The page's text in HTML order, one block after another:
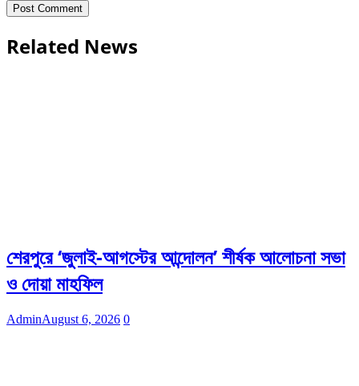
Related News
শেরপুরে ‘জুলাই-আগস্টের আন্দোলন’ শীর্ষক আলোচনা সভা
ও দোয়া মাহফিল
AdminAugust 6, 2026 0